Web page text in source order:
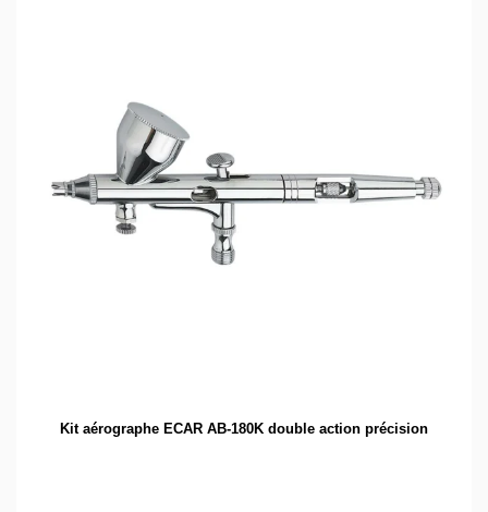
Kit aérographe ECAR AB-180K double action précision